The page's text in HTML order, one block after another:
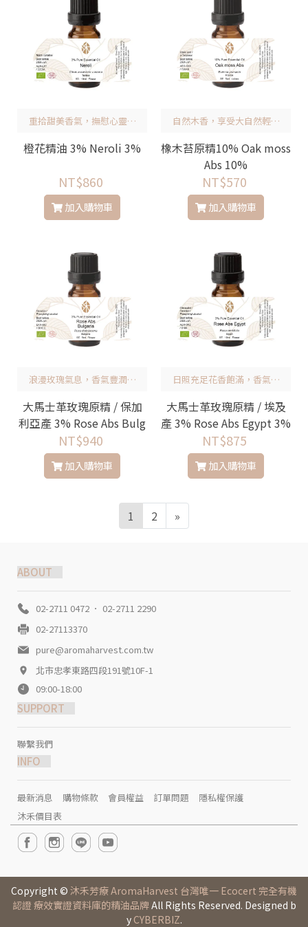
重拾甜美香氣，撫慰心靈，
橙花精油 3% Neroli 3%
NT$860
加入購物車
自然木香，享受大自然輕鬆
橡木苔原精10% Oak moss
Abs 10%
NT$570
加入購物車
浪漫玫瑰氣息，香氣豐潤細
大馬士革玫瑰原精 / 保加
利亞產 3% Rose Abs Bulg
aria 3%
NT$940
加入購物車
日照充足花香飽滿，香氣柔
大馬士革玫瑰原精 / 埃及
產 3% Rose Abs Egypt 3%
NT$875
加入購物車
1 2 »
ABOUT
02-2711 0472 ． 02-2711 2290
02-27113370
pure@aromaharvest.com.tw
北市忠孝東路四段191號10F-1
09:00-18:00
SUPPORT
聯繫我們
INFO
最新消息 購物條款 會員權益 訂單問題
隱私權保護
沐禾價目表
Copyright © 沐禾芳療 AromaHarvest 台灣唯一 Ecocert 完全有機
認證 療效實證資料庫的精油品牌All Rights Reserved. Designed b
y CYBERBIZ.